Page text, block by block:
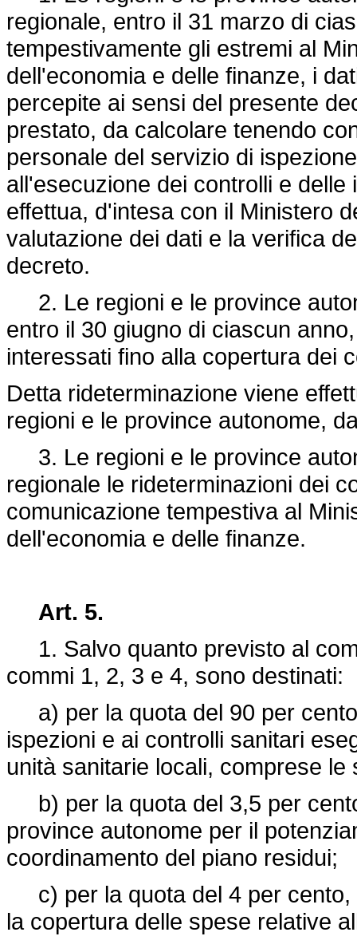
regionale, entro il 31 marzo di
tempestivamente gli estremi al
dell'economia e delle finanze, i
percepite ai sensi del presente
prestato, da calcolare tenendo
personale del servizio di
all'esecuzione dei controlli e
effettua, d'intesa con il Ministero
valutazione dei dati e la verifica
decreto.
2. Le regioni e le province
entro il 30 giugno di ciascun
interessati fino alla copertura dei
Detta rideterminazione viene
regioni e le province autonome,
3. Le regioni e le province
regionale le rideterminazioni dei
comunicazione tempestiva al
dell'economia e delle finanze.
Art. 5.
1. Salvo quanto previsto al
commi 1, 2, 3 e 4, sono destinati:
a) per la quota del 90 per
ispezioni e ai controlli sanitari
unità sanitarie locali, comprese
b) per la quota del 3,5 per
province autonome per il
coordinamento del piano residui;
c) per la quota del 4 per cento,
la copertura delle spese relative